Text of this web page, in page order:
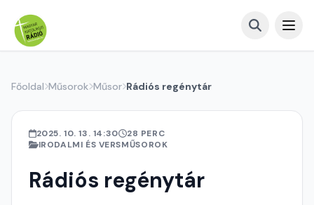
Főoldal Műsorok Műsor Rádiós regénytár
2025. 10. 13. 14:30
28 PERC
IRODALMI ÉS VERSMŰSOROK
Rádiós regénytár